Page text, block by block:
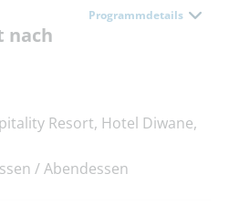
nach
Programmdetails
Resort, Hotel Diwane,
/ Abendessen